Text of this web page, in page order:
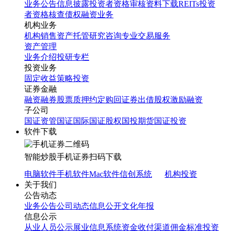
业务公告信息披露投资者资格审核资料下载REITs投资
者资格核查债权融资业务
机构业务
机构销售资产托管研究咨询专业交易服务
资产管理
业务介绍投研专栏
投资业务
固定收益策略投资
证券金融
融资融券股票质押约定购回证券出借股权激励融资
子公司
国证资管国证国际国证股权国投期货国证投资
软件下载
智能炒股手机证券扫码下载
电脑软件手机软件Mac软件信创系统
机构投资
关于我们
公告动态
业务公告公司动态信息公开文化年报
信息公示
从业人员公示展业信息系统资金收付渠道佣金标准投资